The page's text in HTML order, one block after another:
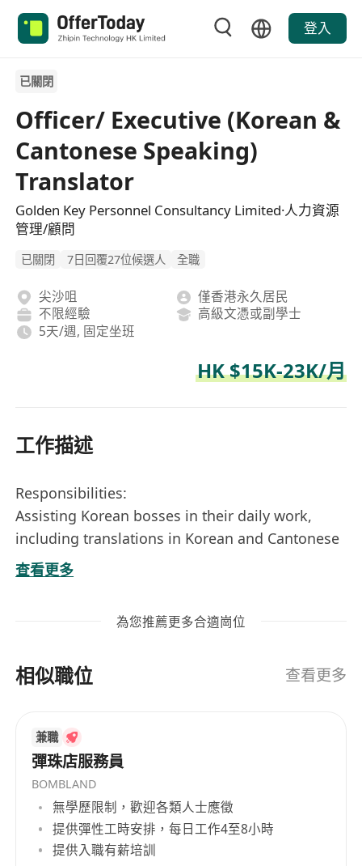
登入
已關閉
Officer/ Executive (Korean &
Cantonese Speaking)
Translator
Golden Key Personnel Consultancy Limited·人力資源
管理/顧問
已關閉 7日回覆27位候選人 全職
尖沙咀
僅香港永久居民
不限經驗
高級文憑或副學士
5天/週, 固定坐班
HK $15K-23K/月
工作描述
Responsibilities:
Assisting Korean bosses in their daily work,
including translations in Korean and Cantonese
Customer service handle application
Provide support to daily work operations
No Sales Involved no need cold call & selling
Diploma Holder or above
High level of proficiency in spoken and written
Chinese (Cantonese), Korean
Self–motivated, good communication and
organization skills with positive learning
attitude
Immediately Available is highly preferred.
查看更多
為您推薦更多合適崗位
相似職位 查看更多
兼職
彈珠店服務員
BOMBLAND
無學歷限制，歡迎各類人士應徵
提供彈性工時安排，每日工作4至8小時
提供入職有薪培訓